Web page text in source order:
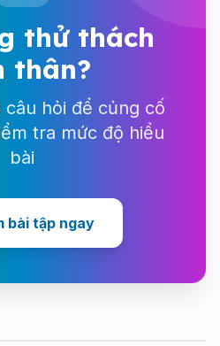
thử thách
thân?
câu hỏi để củng cố
tra mức độ hiểu
bài
bài tập ngay